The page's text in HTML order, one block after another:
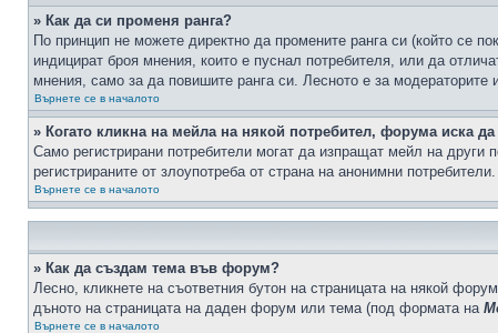
» Как да си променя ранга?
По принцип не можете директно да промените ранга си (който се
индицират броя мнения, които е пуснал потребителя, или да
мнения, само за да повишите ранга си. Лесното е за
Върнете се в началото
» Когато кликна на мейла на някой потребител, форума иска да
Само регистрирани потребители могат да изпращат мейл на други
регистрираните от злоупотреба от страна на анонимни потребители.
Върнете се в началото
» Как да създам тема във форум?
Лесно, кликнете на съответния бутон на страницата на някой
дъното на страницата на даден форум или тема (под формата на
Върнете се в началото